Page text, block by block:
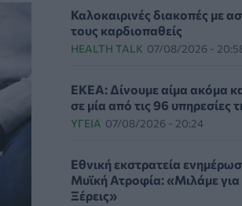
Καλοκαιρινές διακοπές με
τους καρδιοπαθείς
HEALTH TALK 07/08/2026 -
ΕΚΕΑ: Δίνουμε αίμα ακόμα
σε μία από τις 96 υπηρεσίες
ΥΓΕΊΑ 07/08/2026 - 20:24
Εθνική εκστρατεία
Μυϊκή Ατροφία: «Μιλάμε
Ξέρεις»